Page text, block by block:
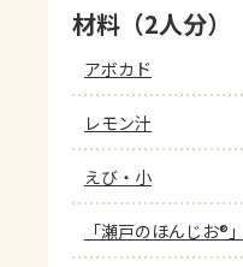
材料（2人分）
アボカド
レモン汁
えび・小
「瀬戸のほんじお®」